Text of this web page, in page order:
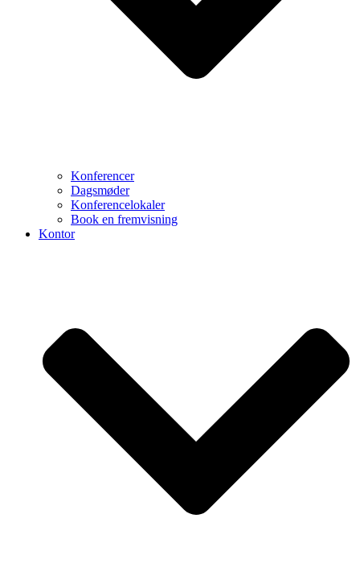
Konferencer
Dagsmøder
Konferencelokaler
Book en fremvisning
Kontor